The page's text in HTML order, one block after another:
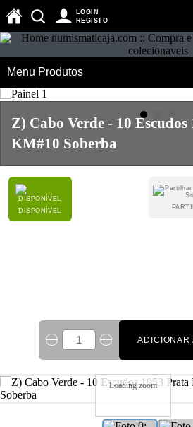
LOGIN
REGISTO
Menu Produtos
Z) Cabo Verde - 10
KM#10 Soberba
DISPONÍVEL
ADICIONAR
Loading zoom